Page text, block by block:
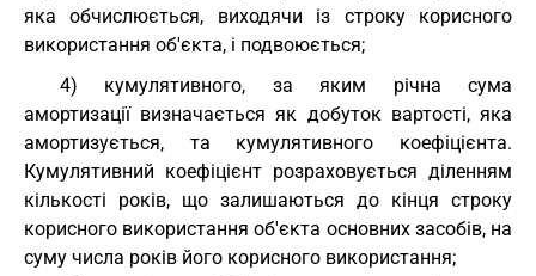
яка обчислюється, виходячи із строку корисного
використання об'єкта, і подвоюється;
4) кумулятивного, за яким річна сума
амортизації визначається як добуток вартості, яка
амортизується, та кумулятивного коефіцієнта.
Кумулятивний коефіцієнт розраховується діленням
кількості років, що залишаються до кінця строку
корисного використання об'єкта основних засобів, на
суму числа років його корисного використання;